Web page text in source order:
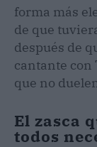
forma más
de que
después de
cantante con
que no
El zasca
todos